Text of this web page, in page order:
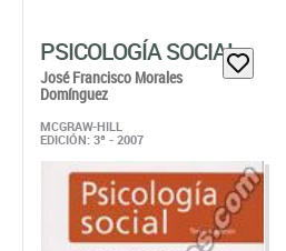
PSICOLOGÍA SOCIAL
José Francisco Morales
Domínguez
MCGRAW-HILL
EDICIÓN: 3ª - 2007